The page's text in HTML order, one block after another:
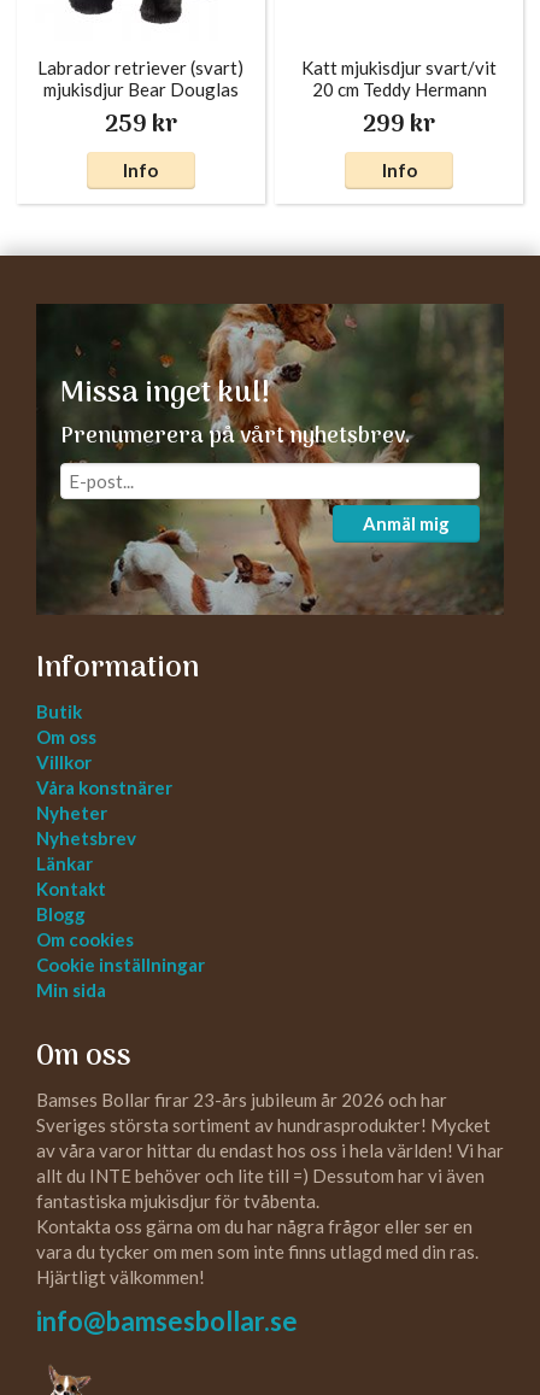
Labrador retriever (svart)
mjukisdjur Bear Douglas
259 kr
Info
Katt mjukisdjur svart/vit
20 cm Teddy Hermann
299 kr
Info
Missa inget kul!
Prenumerera på vårt nyhetsbrev.
Anmäl mig
Information
Butik
Om oss
Villkor
Våra konstnärer
Nyheter
Nyhetsbrev
Länkar
Kontakt
Blogg
Om cookies
Cookie inställningar
Min sida
Om oss
Bamses Bollar firar 23-års jubileum år 2026 och har
Sveriges största sortiment av hundrasprodukter! Mycket
av våra varor hittar du endast hos oss i hela världen! Vi har
allt du INTE behöver och lite till =) Dessutom har vi även
fantastiska mjukisdjur för tvåbenta.
Kontakta oss gärna om du har några frågor eller ser en
vara du tycker om men som inte finns utlagd med din ras.
Hjärtligt välkommen!
info@bamsesbollar.se